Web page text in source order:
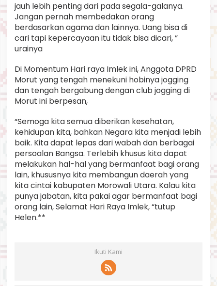
jauh lebih penting dari pada segala-galanya.
Jangan pernah membedakan orang
berdasarkan agama dan lainnya. Uang bisa di
cari tapi kepercayaan itu tidak bisa dicari, ”
urainya
Di Momentum Hari raya Imlek ini, Anggota DPRD
Morut yang tengah menekuni hobinya jogging
dan tengah bergabung dengan club jogging di
Morut ini berpesan,
“Semoga kita semua diberikan kesehatan,
kehidupan kita, bahkan Negara kita menjadi lebih
baik. Kita dapat lepas dari wabah dan berbagai
persoalan Bangsa. Terlebih khusus kita dapat
melakukan hal-hal yang bermanfaat bagi orang
lain, khususnya kita membangun daerah yang
kita cintai kabupaten Morowali Utara. Kalau kita
punya jabatan, kita pakai agar bermanfaat bagi
orang lain, Selamat Hari Raya Imlek, “tutup
Helen.**
Ikuti Kami